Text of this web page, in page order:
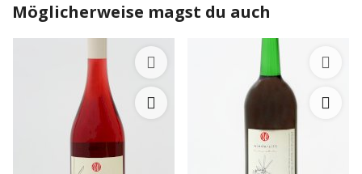
Möglicherweise magst du auch